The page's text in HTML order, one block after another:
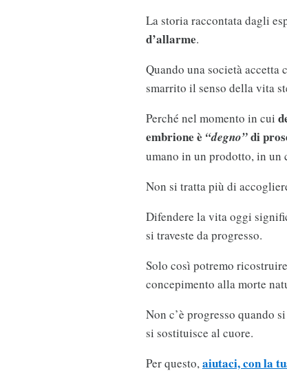
La storia raccontata dagli
d’allarme.
Quando una società accetta
smarrito il senso della vita
Perché nel momento in cui
embrione è “degno”di
umano in un prodotto, in
Non si tratta più di
Difendere la vita oggi
si traveste da progresso.
Solo così potremo
concepimento alla morte
Non c’è progresso quando
si sostituisce al cuore.
Per questo,aiutaci, con la